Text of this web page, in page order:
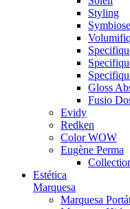
Styling
Symbiose
Gloss
Fusio
Evidy
Redken
Color WOW
Eugène Perma
Estética
Marquesa
Marquesa